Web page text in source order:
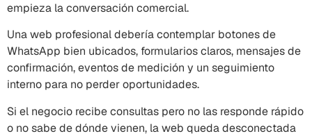
empieza la conversación comercial.
Una web profesional debería contemplar botones de
WhatsApp bien ubicados, formularios claros, mensajes de
confirmación, eventos de medición y un seguimiento
interno para no perder oportunidades.
Si el negocio recibe consultas pero no las responde rápido
o no sabe de dónde vienen, la web queda desconectada